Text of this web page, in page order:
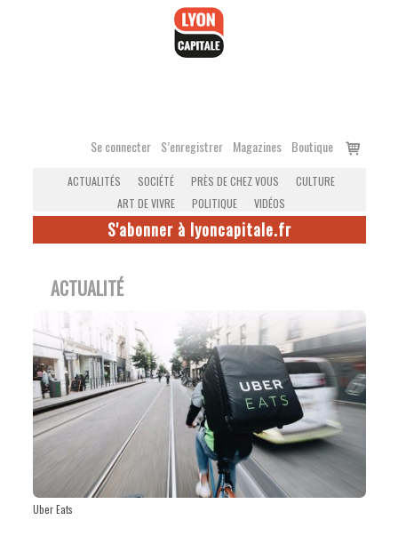
Se connecter S’enregistrer Magazines Boutique
Voir
ACTUALITÉS SOCIÉTÉ PRÈS DE CHEZ VOUS
CULTURE
ART DE VIVRE
POLITIQUE VIDÉOS
S'abonner à lyoncapitale.fr
ACTUALITÉ
Uber Eats